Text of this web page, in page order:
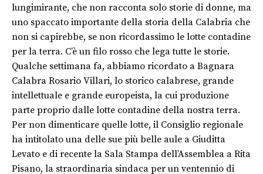
lungimirante, che non racconta solo storie di donne, ma
uno spaccato importante della storia della Calabria che
non si capirebbe, se non ricordassimo le lotte contadine
per la terra. C’è un filo rosso che lega tutte le storie.
Qualche settimana fa, abbiamo ricordato a Bagnara
Calabra Rosario Villari, lo storico calabrese, grande
intellettuale e grande europeista, la cui produzione
parte proprio dalle lotte contadine della nostra terra.
Per non dimenticare quelle lotte, il Consiglio regionale
ha intitolato una delle sue più belle aule a Giuditta
Levato e di recente la Sala Stampa dell’Assemblea a Rita
Pisano, la straordinaria sindaca per un ventennio di